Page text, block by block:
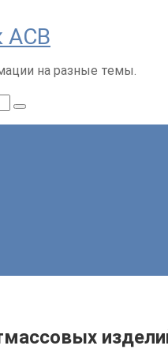
на разные темы.